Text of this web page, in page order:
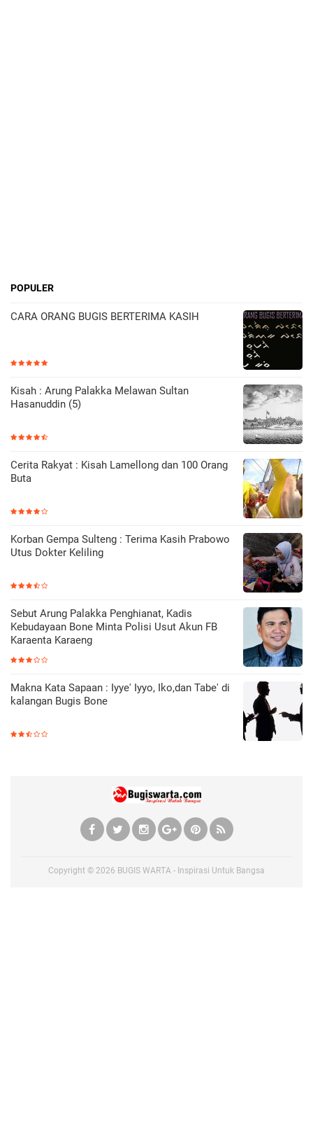
POPULER
CARA ORANG BUGIS BERTERIMA KASIH
Kisah : Arung Palakka Melawan Sultan
Hasanuddin (5)
Cerita Rakyat : Kisah Lamellong dan 100 Orang
Buta
Korban Gempa Sulteng : Terima Kasih Prabowo
Utus Dokter Keliling
Sebut Arung Palakka Penghianat, Kadis
Kebudayaan Bone Minta Polisi Usut Akun FB
Karaenta Karaeng
Makna Kata Sapaan : Iyye' Iyyo, Iko,dan Tabe' di
kalangan Bugis Bone
Copyright © 2026 BUGIS WARTA - Inspirasi Untuk Bangsa